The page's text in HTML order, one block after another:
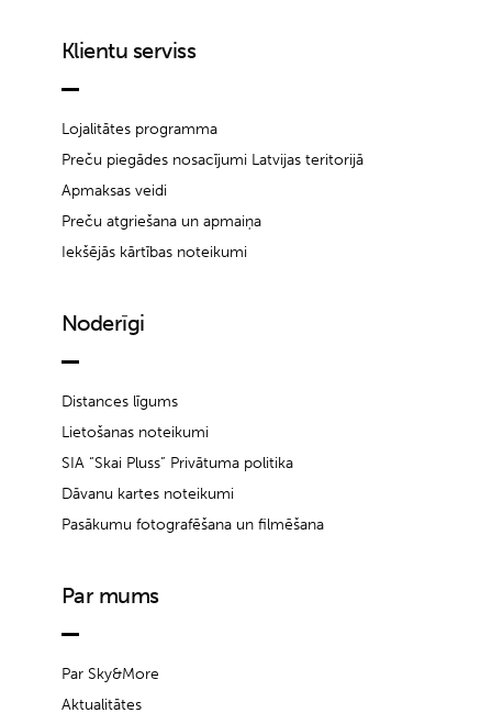
Klientu serviss
Lojalitātes programma
Preču piegādes nosacījumi Latvijas teritorijā
Apmaksas veidi
Preču atgriešana un apmaiņa
Iekšējās kārtības noteikumi
Noderīgi
Distances līgums
Lietošanas noteikumi
SIA “Skai Pluss” Privātuma politika
Dāvanu kartes noteikumi
Pasākumu fotografēšana un filmēšana
Par mums
Par Sky&More
Aktualitātes